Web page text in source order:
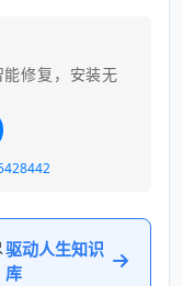
修复，安装无
驱动人生知识
库